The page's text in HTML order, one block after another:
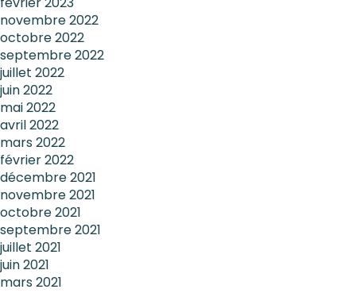
novembre 2022
octobre 2022
septembre 2022
juillet 2022
juin 2022
mai 2022
avril 2022
mars 2022
février 2022
décembre 2021
novembre 2021
octobre 2021
septembre 2021
juillet 2021
juin 2021
mars 2021